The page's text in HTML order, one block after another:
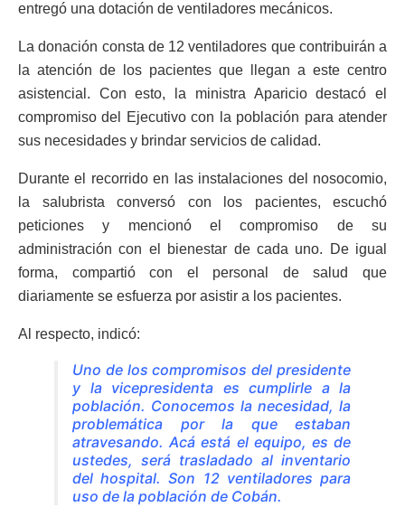
entregó una dotación de ventiladores mecánicos.
La donación consta de 12 ventiladores que contribuirán a
la atención de los pacientes que llegan a este centro
asistencial. Con esto, la ministra Aparicio destacó el
compromiso del Ejecutivo con la población para atender
sus necesidades y brindar servicios de calidad.
Durante el recorrido en las instalaciones del nosocomio,
la salubrista conversó con los pacientes, escuchó
peticiones y mencionó el compromiso de su
administración con el bienestar de cada uno. De igual
forma, compartió con el personal de salud que
diariamente se esfuerza por asistir a los pacientes.
Al respecto, indicó:
Uno de los compromisos del presidente
y la vicepresidenta es cumplirle a la
población. Conocemos la necesidad, la
problemática por la que estaban
atravesando. Acá está el equipo, es de
ustedes, será trasladado al inventario
del hospital. Son 12 ventiladores para
uso de la población de Cobán.